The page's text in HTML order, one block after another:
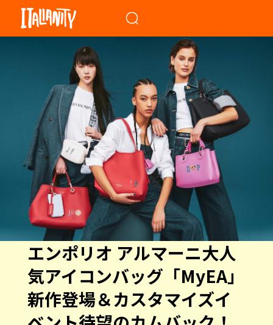
エンポリオ アルマーニ大人
気アイコンバッグ「MyEA」
新作登場＆カスタマイズイ